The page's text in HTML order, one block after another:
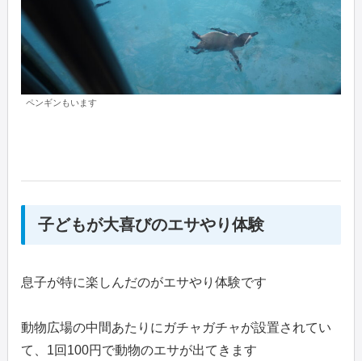
ペンギンもいます
子どもが大喜びのエサやり体験
息子が特に楽しんだのがエサやり体験です
動物広場の中間あたりにガチャガチャが設置されてい
て、1回100円で動物のエサが出てきます